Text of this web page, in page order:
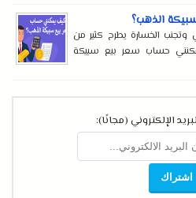
الذهب؟
وتجنب الخسارة يطرح كثير من
حساب سعر بيع سبيكة
الإلكتروني (مجانًا):